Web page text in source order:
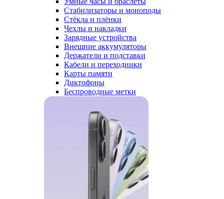
Стабилизаторы и моноподы
Стёкла и плёнки
Чехлы и накладки
Зарядные устройства
Внешние аккумуляторы
Держатели и подставки
Кабели и переходники
Карты памяти
Диктофоны
Беспроводные метки